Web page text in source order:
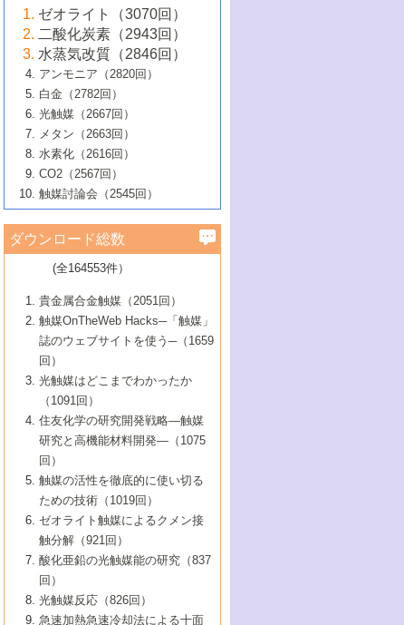
大学：オンライン・対面開催）
6号 メタン転換技術の最新動向
B号 第125回触媒討論会（2020年・工学
院大学）
5号 固体触媒による含窒素有機化合物変
換の最前線
6号 貴金属使用量低減に向けた自動車排
ガス浄化触媒の開発
B号 第123回触媒討論会（2019年・大阪
B号 第121回触媒討論会（2018年・東京
大学）
5号 水素のふるまいを解き明かす最先端
研究
6号 低級アルカンの有効利用のための触
媒技術
B号 第119回触媒討論会（2017年・首都
大学東京）
媒技術
3号 触媒研究の最先端～とびたて若き研究
者たち～（1）
4号 触媒研究の最先端～とびたて若き研究
者たち～（2）
5号 触媒研究の最先端～とびたて若き研究
者たち～（3）
6号 イオニクス材料と燃料電池・電解合成
の最新の研究動向
B号 第117回触媒討論会（2016年・大阪府
立大学）
2号 石油精製用触媒の最近の進展
3号 固体酸化物形燃料電池（SOFC）におけ
るアノード触媒上での燃料直接改質技術
4号 コアシェル構造の制御による触媒機能
5号 工業触媒およびその周辺技術の最近の
進歩
6号 ナノシート
B号 第115回触媒討論会（2015年・成蹊大
2号 光触媒反応機構に関する最新の研究動
向
開発動向
4号 人工光合成に向けた近年のアプローチ
5号 未利用熱エネルギーの有効活用に貢献
する触媒技術
6号 ポリオキソメタレート
B号 第113回触媒討論会（2014年・ロワジ
ールホテル豊橋）
1号 高耐久性燃料電池システム用触媒にお
ける新展開
2号 リビングラジカル重合の最近の動向
3号 天然ガスの化学工業的展開に関する触
媒技術
4号 貴金属触媒の精密構造制御とその活用
5号 バイオマス化成品製造のための固体触
6号 ナノ空間─吸着状態解析から新機能開拓
B号 第111回触媒討論会（2013年・関西大
▼54巻（2012年）
1号 規則性多孔体の利用技術における最近
の進歩
2号 第109回触媒討論会
3号 貴金属低減技術の最新動向
4号 貴金属代替技術の最新動向
5号 光触媒による物質変換反応の新展開
6号 グラフェン
7号 水素を利用する化成品合成の新潮流
▼53巻（2011年）
1号 金属学から見る合金触媒の新展開
2号 第107回触媒討論会
3号 触媒のその場観察法の進歩（１）
4号 触媒のその場観察法の進歩（２）
5号 不活性結合の触媒的活性化による有機
合成
6号 新しい固体酸触媒技術
7号 ゼオライト合成における最近の進歩
▼52巻（2010年）
1号 触媒の劣化対策と長寿命触媒開発
2号 第105回触媒討論会
3号 ナノ構造が拓く新機能
4号 活性サイトおよびその環境の精密な設
計による触媒の高機能化
5号 触媒を有効に使うための技術
7号 有機分子触媒による精密有機合成
8号 高機能化ポリオレフィンに向けた重合
触媒の最近の進展
1号 炭素材料－熱い注目を集める材料－
2号 第103回触媒討論会
3号 環境浄化用光触媒の現状と課題
4号 水素社会の実現に向けた水素製造・貯
蔵技術の進歩
5号 CO2が関わる触媒・材料
7号 持続可能社会実現のための触媒および
触媒関連技術
▼50巻（2008年）
1号 触媒化学と学会のこの10年，半世紀，
そして未来
2号 第101回触媒討論会
4号 錯体を利用したユニークな表面構造の
構築と機能
5号 若手会員による触媒研究の未来展望1：
企業編
6号 第102回触媒討論会
7号 触媒・化学反応における計算化学の進
8号 若手研究者による触媒研究の未来展望
2：大学・研究所編
▼49巻（2007年）
1号 含フッ素化合物の合成と触媒
2号 第99回触媒討論会
3号 実用的ファインケミカル合成プロセス
を実現する触媒
5号 こんな物質，あんな物質―新たな触媒
の可能性―
7号 『結晶の化学』を活かした触媒研究
8号 イオン液体の応用
▼48巻（2006年）
1号 固体酸触媒の最近の進歩
2号 第97回触媒討論会
3号 リビング重合触媒の最近の展開
5号 水素製造・貯蔵のための触媒技術の新
しい展開
6号 第98回触媒討論会
7号 基礎化学品製造の触媒技術
8号 多機能型リアクター
1号 最近の触媒担体とその効果
2号 第95回触媒討論会
4号 水分解用光触媒材料
5号 時間分解分光の進歩と応用
6号 第96回触媒討論会
8号 超臨界流体を用いた化学プロセスの新
▼46巻（2004年）
1号 部分酸化反応触媒の最前線
2号 第93回触媒討論会
3号 特殊エネルギー場の触媒反応
4号 生体内における金属の触媒作用
5号 ファインケミカルズの展開に寄与する
6号 第94回触媒討論会
7号 サブナノレベルでみた新しい表面現象
8号 オレフィン重合触媒の新たな展
▼45巻（2003年）
1号 なぜこの触媒が良いのか？
2号 第91回触媒討論会
3号 最近の自動車排ガス処理技術
4号 触媒研究の現状と将来─第90回触媒討論
5号 基礎化学品製造の触媒技術
6号 第92回触媒討論会
7号 基礎化学品製造の触媒技術
8号 資源の循環と触媒技術
▼44巻（2002年）
1号 高次制御された触媒の化学
2号 第89回触媒討論会
3号 触媒を利用した電気化学の新展開
4号 ナノ材料の調製と機能化
5号 こんな触媒が欲しい
6号 第90回触媒討論会
7号 触媒研究と学術雑誌/情報
8号 若い世代からみた触媒化学の現状と未
▼43巻（2001年）
1号 グリーンケミストリーと触媒
2号 第87回触媒討論会特集号
3号 生体触媒とバイオプロセス
4号 水素製造・利用の触媒化学
5号 触媒研究における新しい切り口：コン
ビナトリアルケミストリー
6号 第88回触媒討論会特集号
7号 企業における触媒研究のブレークスル
8号 この材料を触媒として使ってみません
▼42巻（2000年）
1号 触媒反応工学の明日を拓く
2号 第85回触媒討論会
3号 反応ダイナミクス
5号 触媒のおもしろさをどのように伝える
6号 第86回触媒討論会
7号 水素化精製触媒の新しい展開
8号 新しい反応性と機能性を目指した金属
クラスタ-化学
▼41巻（1999年）
1号 孔、穴、あな?-特異な空間とその利用-
2号 第83回触媒討論会
3号 均一系触媒反応最前線
4号 実用炭素材料の新展開
5号 研究の方法論を考える
7号 機能性金属材料と触媒
8号 触媒研究へのNMRの応用と展望
▼40巻（1998年）
進展と21世紀への提言/創立40周年記念・触
媒学会この10年の歩みとこれから/創立40周
2号 第81回触媒討論会
3号 計算機触媒化学へのさそい
4号 触媒劣化の制御と予測
5号 最新の実用プロセスと触媒
6号 第82回触媒討論会
1号 均一系と不均一系触媒反応-その特徴と
接点
2号 第79回触媒討論会
3号 最新NO除去触媒の実用化研究
4号 新しい反応場を目指した触媒調製
5号 反応・分離技術の新しい展開
6号 第80回触媒討論会
▼38巻（1996年）
1号 触媒の構造と触媒作用/C1化学を中心と
する21世紀への触媒
3号 オリンピックメダル:金・銀・銅はどん
な触媒作用を示すか
4号 触媒作用における機能の複合化
▼37巻（1995年）
1号 ファインケミカルズと固体触媒
2号 第75回触媒討論会
3号 希土類を利用した触媒
4号 触媒とリサイクル
5号 エネルギー変換触媒
▼36巻（1994年）
1号 電気化学と触媒
2号 第73回触媒討論会
3号 C4化学の展開
4号 《通常号》
▼35巻（1993年）
1号 工業触媒開発マニュアル―探索から工
業化まで
2号 第71回触媒討論会
▼34巻（1992年）
1号 インパクトを与えたこの研究
2号 第69回触媒討論会
▼33巻（1991年）
1号 触媒プロセス開発マニュアル―探索か
▼32巻（1990年）
ゼオライト（3070回）
二酸化炭素（2943回）
水蒸気改質（2846回）
アンモニア（2820回）
白金（2782回）
光触媒（2667回）
メタン（2663回）
水素化（2616回）
CO2（2567回）
触媒討論会（2545回）
ダウンロード総数
(全164553件）
貴金属合金触媒（2051回）
触媒OnTheWeb Hacks─「触媒」
誌のウェブサイトを使う─（1659
回）
光触媒はどこまでわかったか
（1091回）
住友化学の研究開発戦略―触媒
研究と高機能材料開発―（1075
回）
触媒の活性を徹底的に使い切る
ための技術（1019回）
ゼオライト触媒によるクメン接
触分解（921回）
酸化亜鉛の光触媒能の研究（837
回）
光触媒反応（826回）
急速加熱急速冷却法による十面